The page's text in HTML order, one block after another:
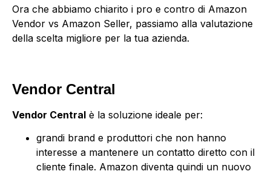
Ora che abbiamo chiarito i pro e contro di Amazon
Vendor vs Amazon Seller, passiamo alla valutazione
della scelta migliore per la tua azienda.
Vendor Central
Vendor Central è la soluzione ideale per:
grandi brand e produttori che non hanno
interesse a mantenere un contatto diretto con il
cliente finale. Amazon diventa quindi un nuovo